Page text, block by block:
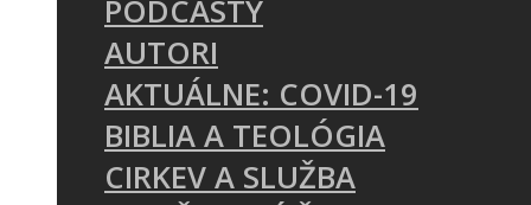
PODCASTY
AUTORI
AKTUÁLNE: COVID-19
BIBLIA A TEOLÓGIA
CIRKEV A SLUŽBA